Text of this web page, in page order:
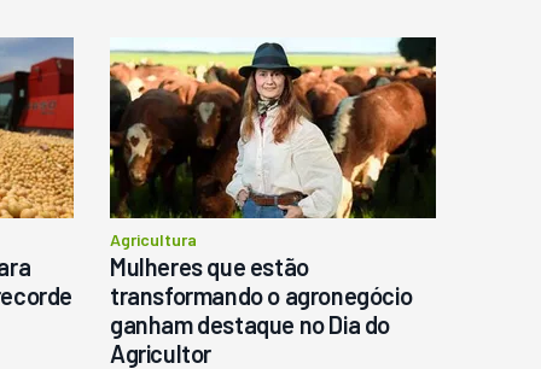
Agricultura
Mulheres que estão
transformando o agronegócio
ganham destaque no Dia do
Agricultor